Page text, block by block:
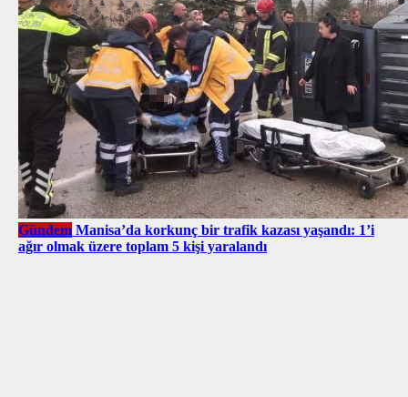
Gündem Manisa’da korkunç bir trafik kazası yaşandı: 1’i
ağır olmak üzere toplam 5 kişi yaralandı